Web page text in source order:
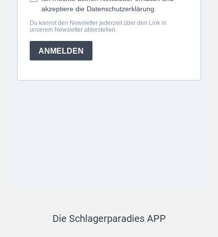
Die Schlagerparadies APP